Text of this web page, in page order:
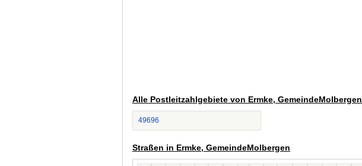
Alle Postleitzahlgebiete von Ermke, GemeindeMolbergen
49696
Straßen in Ermke, GemeindeMolbergen